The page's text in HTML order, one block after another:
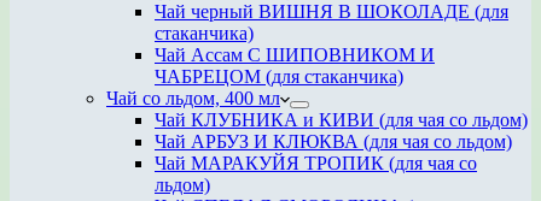
Чай черный ВИШНЯ В ШОКОЛАДЕ (для
стаканчика)
Чай Ассам С ШИПОВНИКОМ И
ЧАБРЕЦОМ (для стаканчика)
Чай со льдом, 400 мл
Чай КЛУБНИКА и КИВИ (для чая со льдом)
Чай АРБУЗ И КЛЮКВА (для чая со льдом)
Чай МАРАКУЙЯ ТРОПИК (для чая со
льдом)